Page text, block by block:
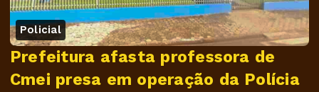
Policial
Prefeitura afasta professora de
Cmei presa em operação da Polícia